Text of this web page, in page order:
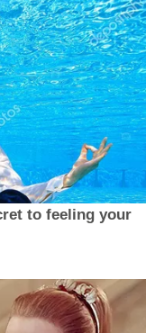
to feeling your